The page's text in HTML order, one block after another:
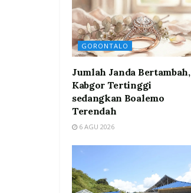
GORONTALO
Jumlah Janda Bertambah,
Kabgor Tertinggi
sedangkan Boalemo
Terendah
6 AGU 2026